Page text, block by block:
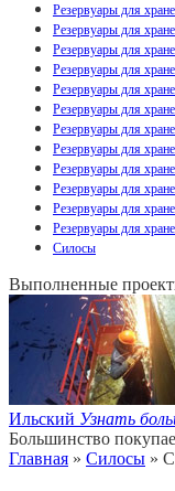
Резервуары для
Резервуары для
Резервуары для
Резервуары для
Резервуары для
Резервуары для
Резервуары для
Резервуары для
Резервуары для
Резервуары для
Резервуары для
Резервуары для
Силосы
Выполненные
Ильский Узнать
Большинство
Главная » Силосы »